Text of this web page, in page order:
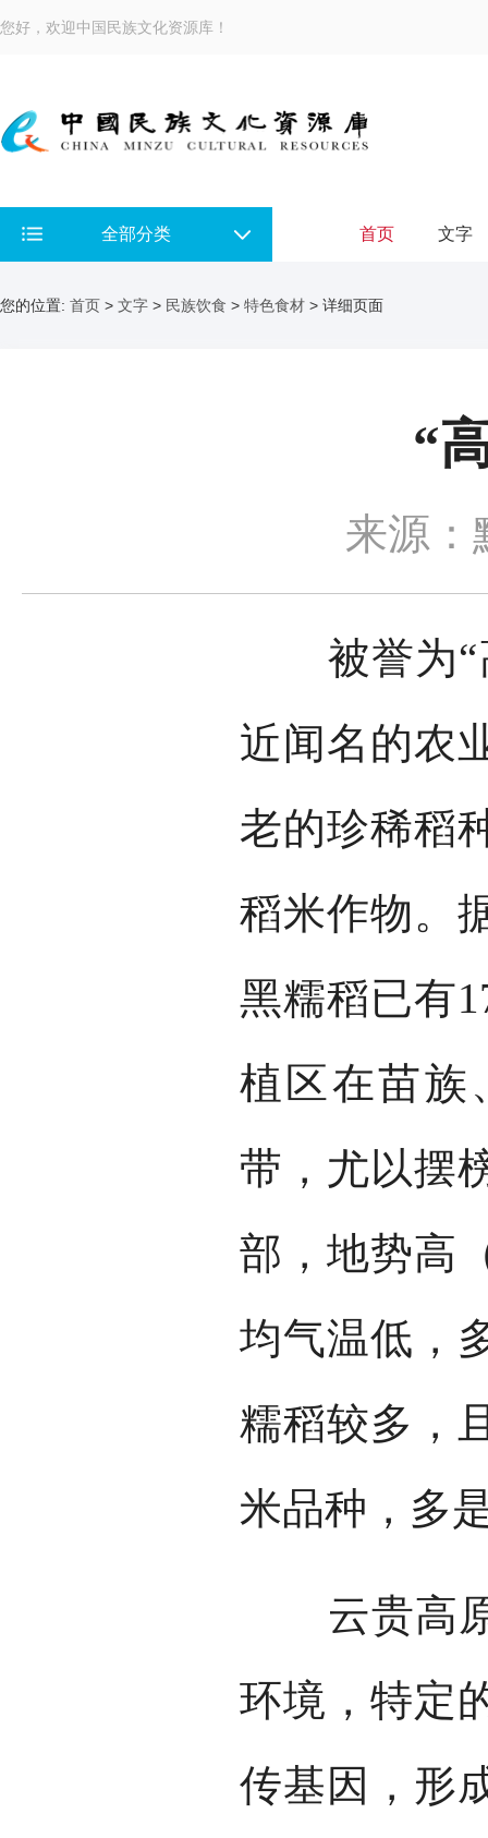
您好，欢迎中国民族文化资源库！
全部分类 首页 文字
您的位置: 首页 > 文字 > 民族饮食 > 特色食材 > 详细页面
“
来源：
被誉为“
近闻名的农
老的珍稀稻
稻米作物。
黑糯稻已有
植区在苗族
带，尤以摆
部，地势高
均气温低，
糯稻较多，
米品种，多
云贵高原
环境，特定
传基因，形